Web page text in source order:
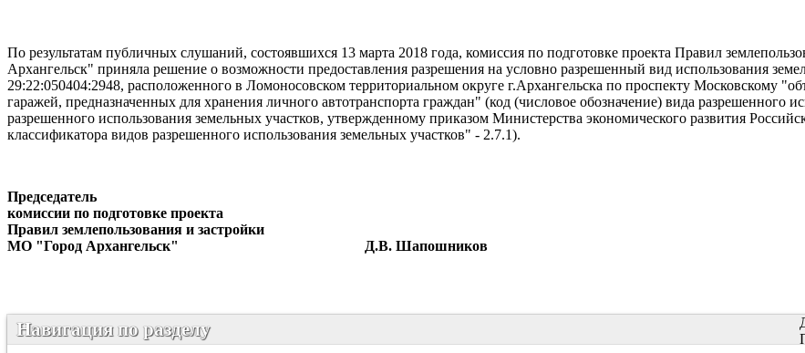
По результатам публичных слушаний, состоявшихся 13 марта 2018 года, комиссия по подготовке проекта Правил
Архангельск" приняла решение о возможности предоставления разрешения на условно разрешенный вид использования
29:22:050404:2948, расположенного в Ломоносовском территориальном округе г.Архангельска по проспекту Московскому
гаражей, предназначенных для хранения личного автотранспорта граждан" (код (числовое обозначение) вида разрешенного
разрешенного использования земельных участков, утвержденному приказом Министерства экономического развития
классификатора видов разрешенного использования земельных участков" - 2.7.1).
Председатель
комиссии по подготовке проекта
Правил землепользования и застройки
МО "Город Архангельск" Д.В. Шапошников
Навигация по разделу